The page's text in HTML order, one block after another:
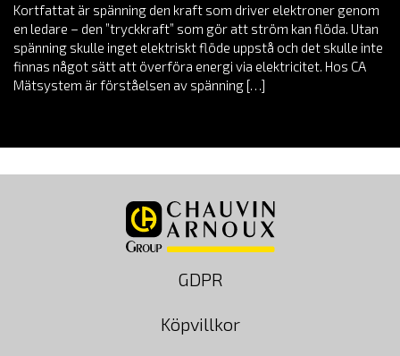
Kortfattat är spänning den kraft som driver elektroner genom
en ledare – den ”tryckkraft” som gör att ström kan flöda. Utan
spänning skulle inget elektriskt flöde uppstå och det skulle inte
finnas något sätt att överföra energi via elektricitet. Hos CA
Mätsystem är förståelsen av spänning […]
GDPR
Köpvillkor